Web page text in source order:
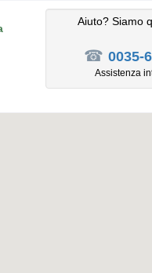
Aiuto? Siamo
☎ 0035-
Assistenza